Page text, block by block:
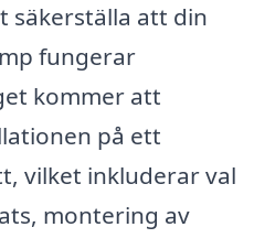
säkerställa att din
fungerar
kommer att
på ett
vilket inkluderar val
montering av